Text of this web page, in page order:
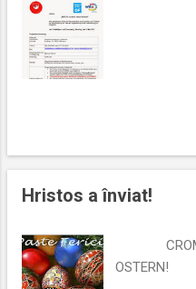
Hristos a înviat!
CROM
OSTERN!